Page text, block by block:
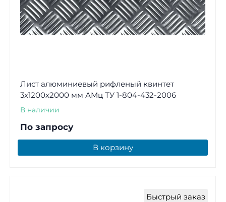
Лист алюминиевый рифленый квинтет
3х1200х2000 мм АМц ТУ 1-804-432-2006
В наличии
По запросу
В корзину
Быстрый заказ